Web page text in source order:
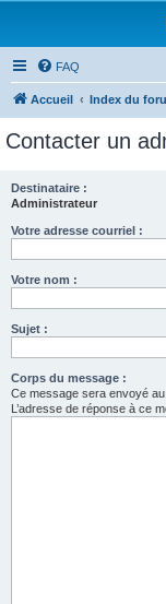
FAQ
Accueil Index du
Contacter un
Destinataire :
Administrateur
Votre adresse courriel :
Votre nom :
Sujet :
Corps du message :
Ce message sera envoyé
L’adresse de réponse à ce